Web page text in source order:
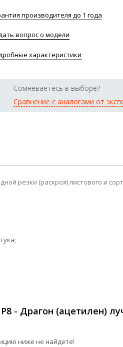
производителя до 1 года
вопрос о модели
характеристики
Сомневаетесь в выборе?
Сравнение с аналогами от
резки (раскроя) листового и
- Драгон (ацетилен)
ниже не найдете!